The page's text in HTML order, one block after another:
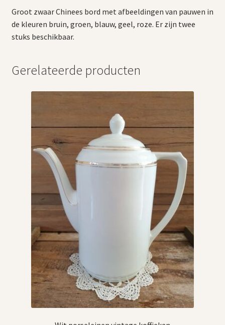
Groot zwaar Chinees bord met afbeeldingen van pauwen in
de kleuren bruin, groen, blauw, geel, roze. Er zijn twee
stuks beschikbaar.
Gerelateerde producten